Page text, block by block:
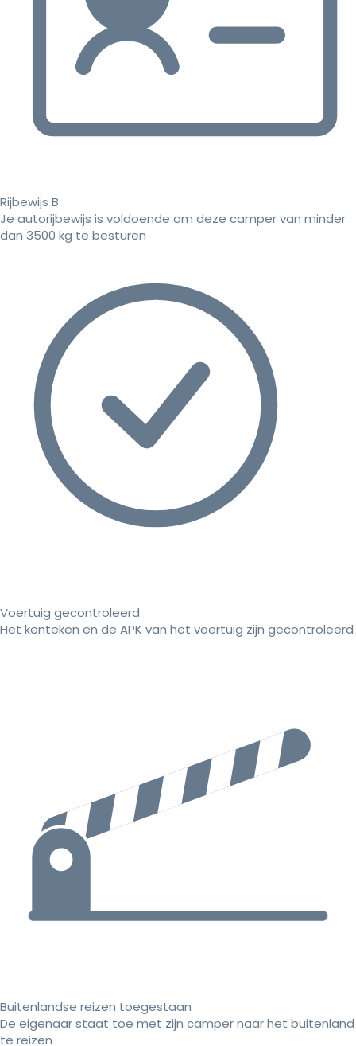
Rijbewijs B
Je autorijbewijs is voldoende om deze camper van minder
dan 3500 kg te besturen
Voertuig gecontroleerd
Het kenteken en de APK van het voertuig zijn gecontroleerd
Buitenlandse reizen toegestaan
De eigenaar staat toe met zijn camper naar het buitenland
te reizen